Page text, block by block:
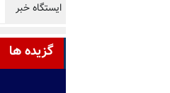
ایستگاه خبر
گزیده ها